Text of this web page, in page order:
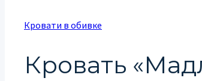
Кровати в обивке
Кровать